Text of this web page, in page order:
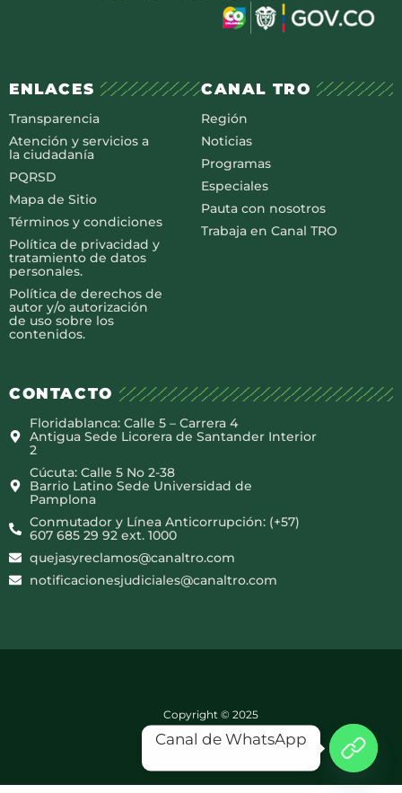
ENLACES
Transparencia
Atención y servicios a
la ciudadanía
PQRSD
Mapa de Sitio
Términos y condiciones
Política de privacidad y
tratamiento de datos
personales.
Política de derechos de
autor y/o autorización
de uso sobre los
contenidos.
CANAL TRO
Región
Noticias
Programas
Especiales
Pauta con nosotros
Trabaja en Canal TRO
CONTACTO
Floridablanca: Calle 5 – Carrera 4
Antigua Sede Licorera de Santander Interior
2
Cúcuta: Calle 5 No 2-38
Barrio Latino Sede Universidad de
Pamplona
Conmutador y Línea Anticorrupción: (+57)
607 685 29 92 ext. 1000
quejasyreclamos@canaltro.com
notificacionesjudiciales@canaltro.com
Copyright © 2025
Canal de WhatsApp